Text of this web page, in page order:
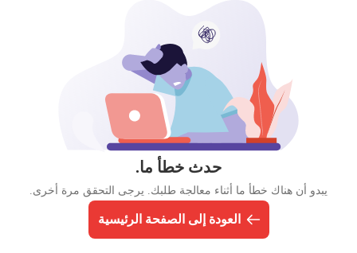
حدث خطأ ما.
يبدو أن هناك خطأ ما أثناء معالجة طلبك. يرجى التحقق مرة أخرى.
العودة إلى الصفحة الرئيسية